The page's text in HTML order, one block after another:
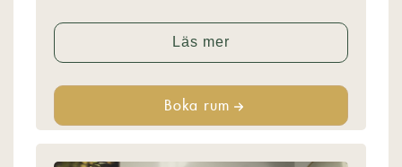
Läs mer
Boka rum